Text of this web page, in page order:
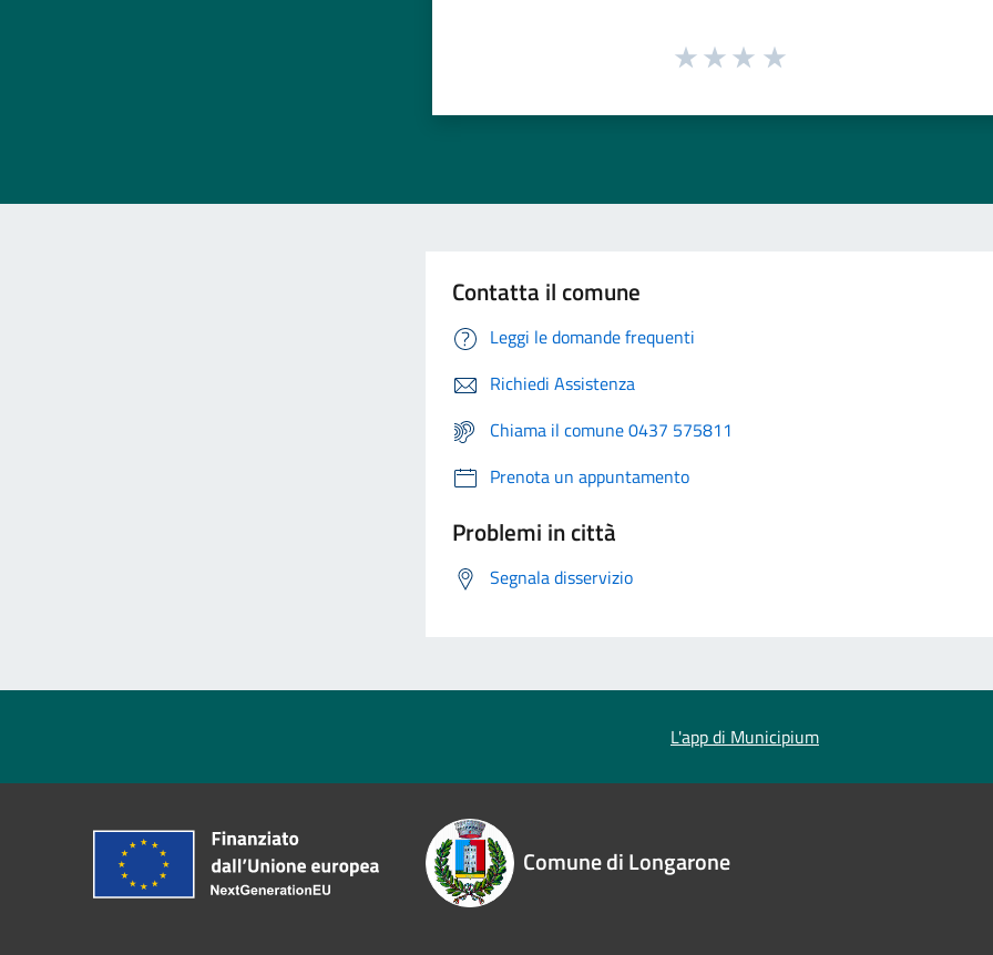
Contatta il comune
Leggi le domande frequenti
Richiedi Assistenza
Chiama il comune 0437 575811
Prenota un appuntamento
Problemi in città
Segnala disservizio
L'app di Municipium
Comune di Longarone